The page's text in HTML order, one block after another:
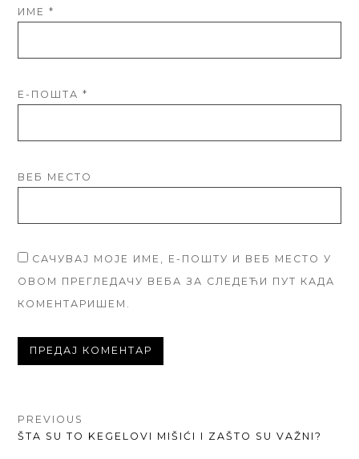
ИМЕ*
Е-ПОШТА*
ВЕБ МЕСТО
САЧУВАЈ МОЈЕ ИМЕ, Е-ПОШТУ И ВЕБ МЕСТО У
ОВОМ ПРЕГЛЕДАЧУ ВЕБА ЗА СЛЕДЕЋИ ПУТ КАДА
КОМЕНТАРИШЕМ.
КРЕТАЊЕ
ЧЛАНКА
PREVIOUS
PREVIOUS
ŠTA SU TO KEGELOVI MIŠIĆI I ZAŠTO SU VAŽNI?